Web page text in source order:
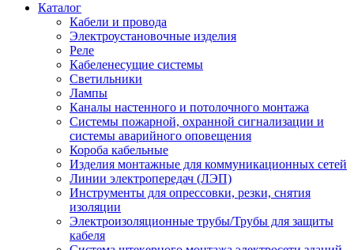
Каталог
Кабели и провода
Электроустановочные изделия
Реле
Кабеленесущие системы
Светильники
Лампы
Каналы настенного и потолочного монтажа
Системы пожарной, охранной сигнализации и
системы аварийного оповещения
Короба кабельные
Изделия монтажные для коммуникационных сетей
Линии электропередач (ЛЭП)
Инструменты для опрессовки, резки, снятия
изоляции
Электроизоляционные трубы/Трубы для защиты
кабеля